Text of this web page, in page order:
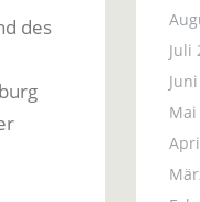
des
Juli
Mai